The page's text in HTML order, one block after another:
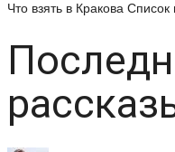
Что взять в Кракова Список